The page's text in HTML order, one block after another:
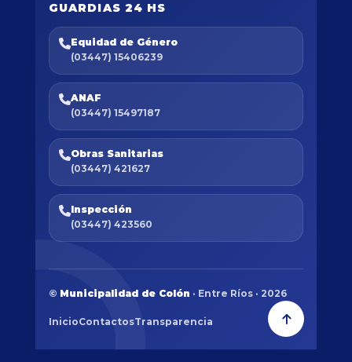
GUARDIAS 24 HS
Equidad de Género
(03447) 15406239
ANAF
(03447) 15497187
Obras Sanitarias
(03447) 421627
Inspección
(03447) 423560
© Municipalidad de Colón · Entre Ríos · 2026
InicioContactosTransparencia